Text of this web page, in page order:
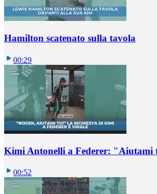
Hamilton scatenato sulla tavola
00:29
Kimi Antonelli a Federer: "Aiutami
00:52